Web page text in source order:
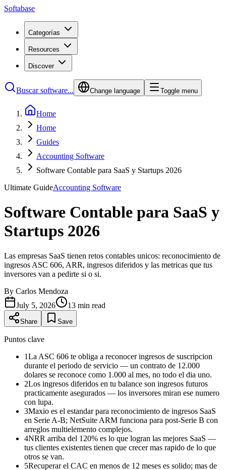
Softabase
Categorías
Resources
Discover
Buscar software... Change language Toggle menu
Home
Home
Guides
Accounting Software
Software Contable para SaaS y Startups 2026
Ultimate GuideAccounting Software
Software Contable para SaaS y
Startups 2026
Las empresas SaaS tienen retos contables unicos: reconocimiento de
ingresos ASC 606, ARR, ingresos diferidos y las metricas que tus
inversores van a pedirte si o si.
By Carlos Mendoza
July 5, 2026
13 min read
Share Save
Puntos clave
1La ASC 606 te obliga a reconocer ingresos de suscripcion
durante el periodo de servicio — un contrato de 12.000
dolares se reconoce como 1.000 al mes, no todo el dia uno.
2Los ingresos diferidos en tu balance son ingresos futuros
practicamente asegurados — los inversores miran ese numero
con lupa.
3Maxio es el estandar para reconocimiento de ingresos SaaS
en Serie A-B; NetSuite ARM funciona para post-Serie B con
arreglos multielemento complejos.
4NRR arriba del 120% es lo que logran las mejores SaaS —
tus clientes existentes tienen que crecer mas rapido de lo que
otros se van.
5Recuperar el CAC en menos de 12 meses es solido; mas de